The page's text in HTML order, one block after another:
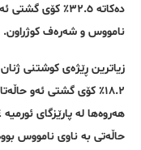
دەکاتە ٣٢.٥٪ کۆی
نامووس و شەرەف کوژراون.
١٨.٢٪ کۆی گشتی ئەو
حاڵەتی بە ناوی نامووس